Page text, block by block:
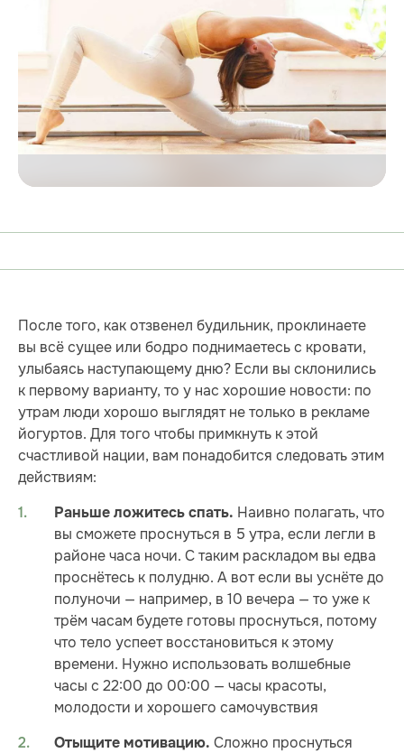
После того, как отзвенел будильник, проклинаете
вы всё сущее или бодро поднимаетесь с кровати,
улыбаясь наступающему дню? Если вы склонились
к первому варианту, то у нас хорошие новости: по
утрам люди хорошо выглядят не только в рекламе
йогуртов. Для того чтобы примкнуть к этой
счастливой нации, вам понадобится следовать этим
действиям:
Раньше ложитесь спать. Наивно полагать, что
вы сможете проснуться в 5 утра, если легли в
районе часа ночи. С таким раскладом вы едва
проснётесь к полудню. А вот если вы уснёте до
полуночи — например, в 10 вечера — то уже к
трём часам будете готовы проснуться, потому
что тело успеет восстановиться к этому
времени. Нужно использовать волшебные
часы с 22:00 до 00:00 — часы красоты,
молодости и хорошего самочувствия
Отыщите мотивацию. Сложно проснуться